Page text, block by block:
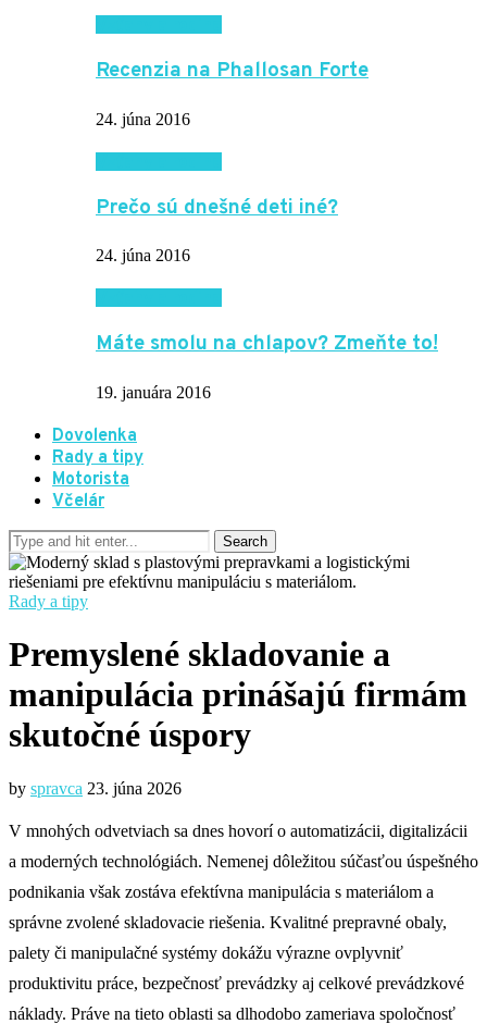
Recenzia na Phallosan Forte
24. júna 2016
Prečo sú dnešné deti iné?
24. júna 2016
Máte smolu na chlapov? Zmeňte to!
19. januára 2016
Dovolenka
Rady a tipy
Motorista
Včelár
Rady a tipy
Premyslené skladovanie a
manipulácia prinášajú firmám
skutočné úspory
by spravca 23. júna 2026
V mnohých odvetviach sa dnes hovorí o automatizácii, digitalizácii
a moderných technológiách. Nemenej dôležitou súčasťou úspešného
podnikania však zostáva efektívna manipulácia s materiálom a
správne zvolené skladovacie riešenia. Kvalitné prepravné obaly,
palety či manipulačné systémy dokážu výrazne ovplyvniť
produktivitu práce, bezpečnosť prevádzky aj celkové prevádzkové
náklady. Práve na tieto oblasti sa dlhodobo zameriava spoločnosť